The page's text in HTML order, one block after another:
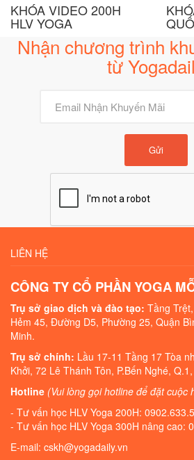
KHÓA VIDEO 200H
HLV YOGA
Nhận chương trình
từ
Gửi
LIÊN HỆ
CÔNG TY CỔ PHẦN YOGA
Trụ sở giao dịch và đào tạo: Tầng
Hẻm 45, Đường D5, Phường 25, Quận
Minh.
Trụ sở chính: Lầu 17-11 Tầng 17 Tòa
Khởi, 72 Lê Thánh Tôn, P.Bến Nghé,
Hotline (Vui lòng gọi hotline để đặt cuộc
- Tư vấn học HLV Yoga 200H:
- Tư vấn học HLV Yoga 300H nâng cao:
E-mail: cskh@yogadaily.vn